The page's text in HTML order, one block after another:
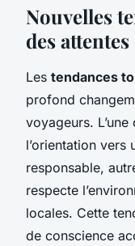
Nouvelles
des
Les tendances
profond
voyageurs.
l’orientation vers
responsable,
respecte
locales. Cette
de conscience